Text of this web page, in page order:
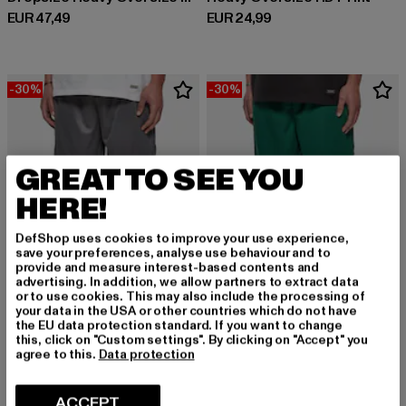
EUR 47,49
Derzeitiger Preis: EUR 47,49
EUR 24,99
Derzeitiger Preis: EUR 24,99
-30%
DROPSIZE
Logo Mesh
-30%
DROPSIZE
GREAT TO SEE YOU
HERE!
DefShop uses cookies to improve your use experience,
save your preferences, analyse use behaviour and to
provide and measure interest-based contents and
advertising. In addition, we allow partners to extract data
or to use cookies. This may also include the processing of
your data in the USA or other countries which do not have
the EU data protection standard. If you want to change
this, click on "Custom settings". By clicking on "Accept" you
agree to this. Data protection